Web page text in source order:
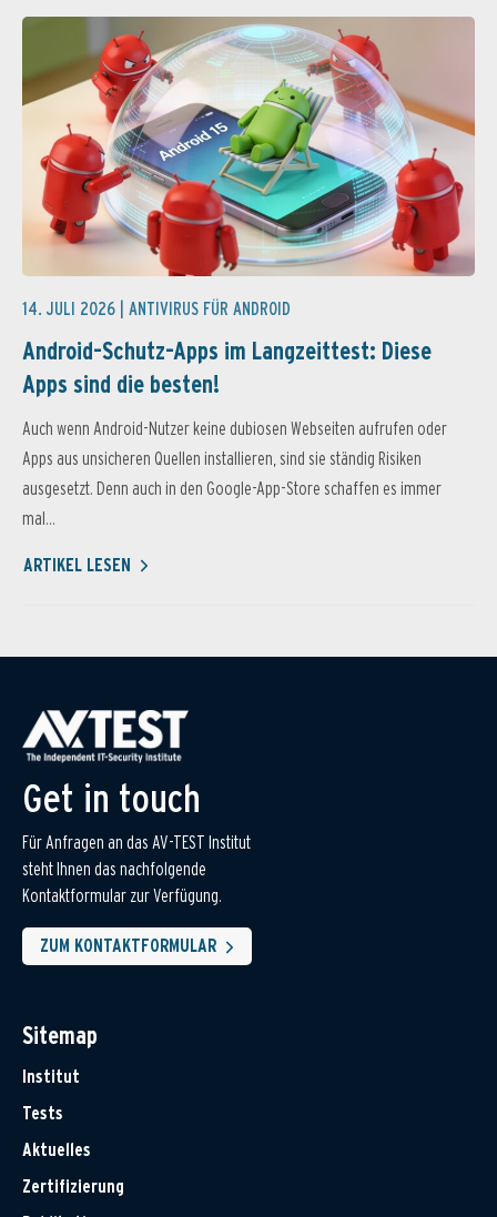
14. JULI 2026 | ANTIVIRUS FÜR ANDROID
Android-Schutz-Apps im Langzeittest: Diese
Apps sind die besten!
Auch wenn Android-Nutzer keine dubiosen Webseiten aufrufen oder
Apps aus unsicheren Quellen installieren, sind sie ständig Risiken
ausgesetzt. Denn auch in den Google-App-Store schaffen es immer
mal...
ARTIKEL LESEN
Get in touch
Für Anfragen an das AV-TEST Institut
steht Ihnen das nachfolgende
Kontaktformular zur Verfügung.
ZUM KONTAKTFORMULAR
Sitemap
Institut
Tests
Aktuelles
Zertifizierung